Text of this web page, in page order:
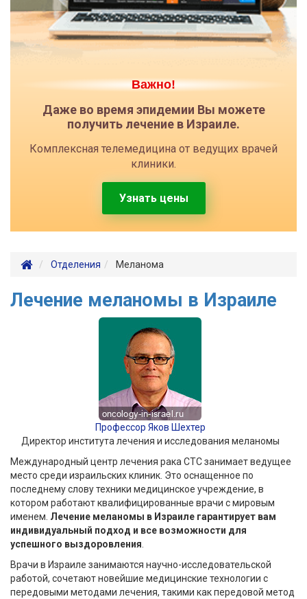
Важно!
Даже во время эпидемии Вы можете
получить лечение в Израиле.
Комплексная телемедицина от ведущих врачей
клиники.
Узнать цены
Отделения Меланома
Лечение меланомы в Израиле
Профессор Яков Шехтер
Директор института лечения и исследования меланомы
Международный центр лечения рака СТС занимает ведущее
место среди израильских клиник. Это оснащенное по
последнему слову техники медицинское учреждение, в
котором работают квалифицированные врачи с мировым
именем. Лечение меланомы в Израиле гарантирует вам
индивидуальный подход и все возможности для
успешного выздоровления
Врачи в Израиле занимаются научно-исследовательской
работой, сочетают новейшие медицинские технологии с
передовыми методами лечения, такими как передовой метод